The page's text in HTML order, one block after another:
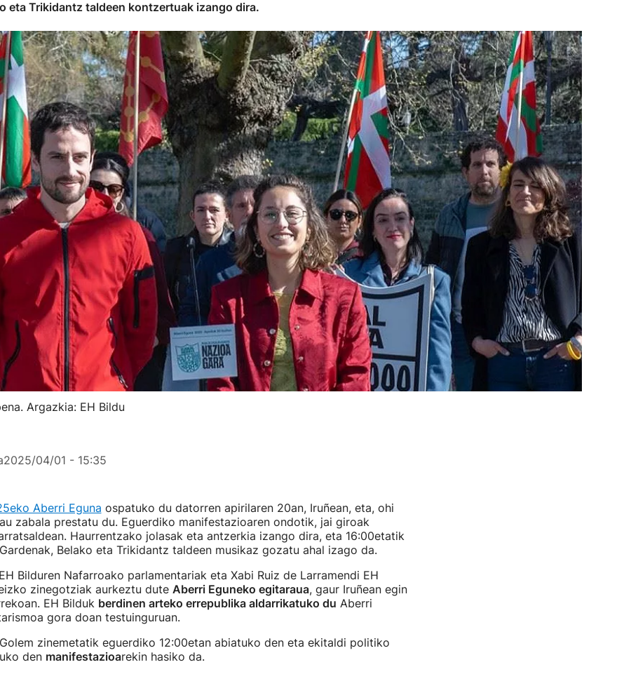
eta Trikidantz taldeen kontzertuak izango dira.
Argazkia: EH Bildu
2025/04/01 - 15:35
Aberri Eguna ospatuko du datorren apirilaren 20an, Iruñean, eta, ohi
zabala prestatu du. Eguerdiko manifestazioaren ondotik, jai giroak
Haurrentzako jolasak eta antzerkia izango dira, eta 16:00etatik
Belako eta Trikidantz taldeen musikaz gozatu ahal izago da.
Bilduren Nafarroako parlamentariak eta Xabi Ruiz de Larramendi EH
zinegotziak aurkeztu dute Aberri Eguneko egitaraua, gaur Iruñean egin
EH Bilduk berdinen arteko errepublika aldarrikatuko du Aberri
gora doan testuinguruan.
zinemetatik eguerdiko 12:00etan abiatuko den eta ekitaldi politiko
den manifestazioarekin hasiko da.